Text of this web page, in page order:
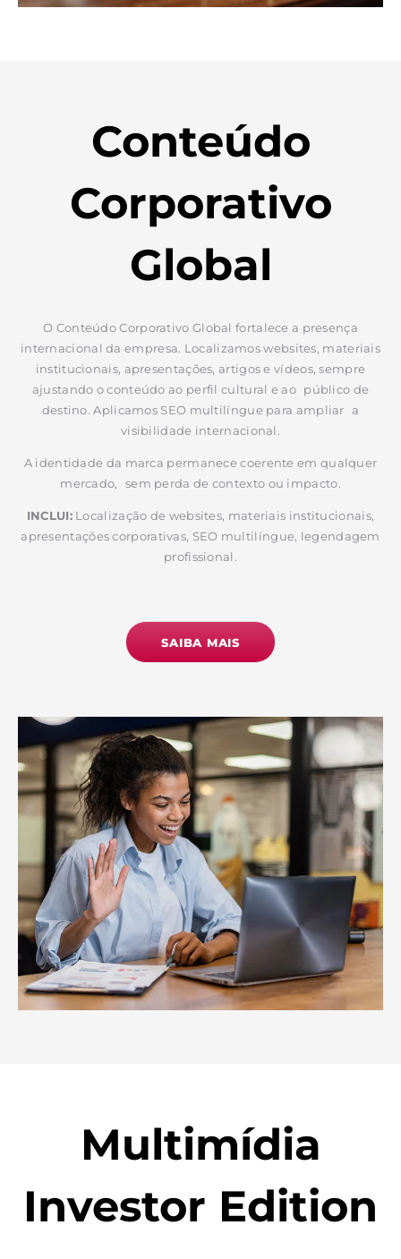
Conteúdo
Corporativo
Global
O Conteúdo Corporativo Global fortalece a presença
internacional da empresa. Localizamos websites, materiais
institucionais, apresentações, artigos e vídeos, sempre
ajustando o conteúdo ao perfil cultural e ao público de
destino. Aplicamos SEO multilíngue para ampliar a
visibilidade internacional.
A identidade da marca permanece coerente em qualquer
mercado, sem perda de contexto ou impacto.
INCLUI:Localização de websites, materiais institucionais,
apresentações corporativas, SEO multilíngue, legendagem
profissional.
SAIBA MAIS
Multimídia
Investor Edition